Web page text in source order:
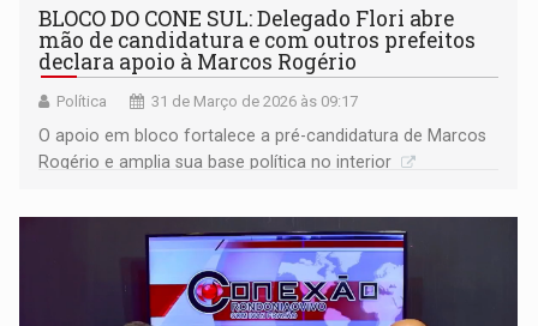
BLOCO DO CONE SUL: Delegado Flori abre
mão de candidatura e com outros prefeitos
declara apoio à Marcos Rogério
Política 31 de Março de 2026 às 09:17
O apoio em bloco fortalece a pré-candidatura de Marcos
Rogério e amplia sua base política no interior